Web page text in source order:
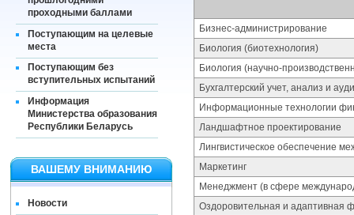
проходными баллами
Поступающим на целевые
места
Поступающим без
вступительных испытаний
Информация
Министерства образования
Республики Беларусь
ВАШЕМУ ВНИМАНИЮ
Новости
Бизнес-администрирование
Биология (биотехнология)
Биология (научно-
Бухгалтерский учет, анализ и
Информационные технологии
Ландшафтное проектирование
Лингвистическое обеспечение
Маркетинг
Менеджмент (в сфере
Оздоровительная и адаптивная